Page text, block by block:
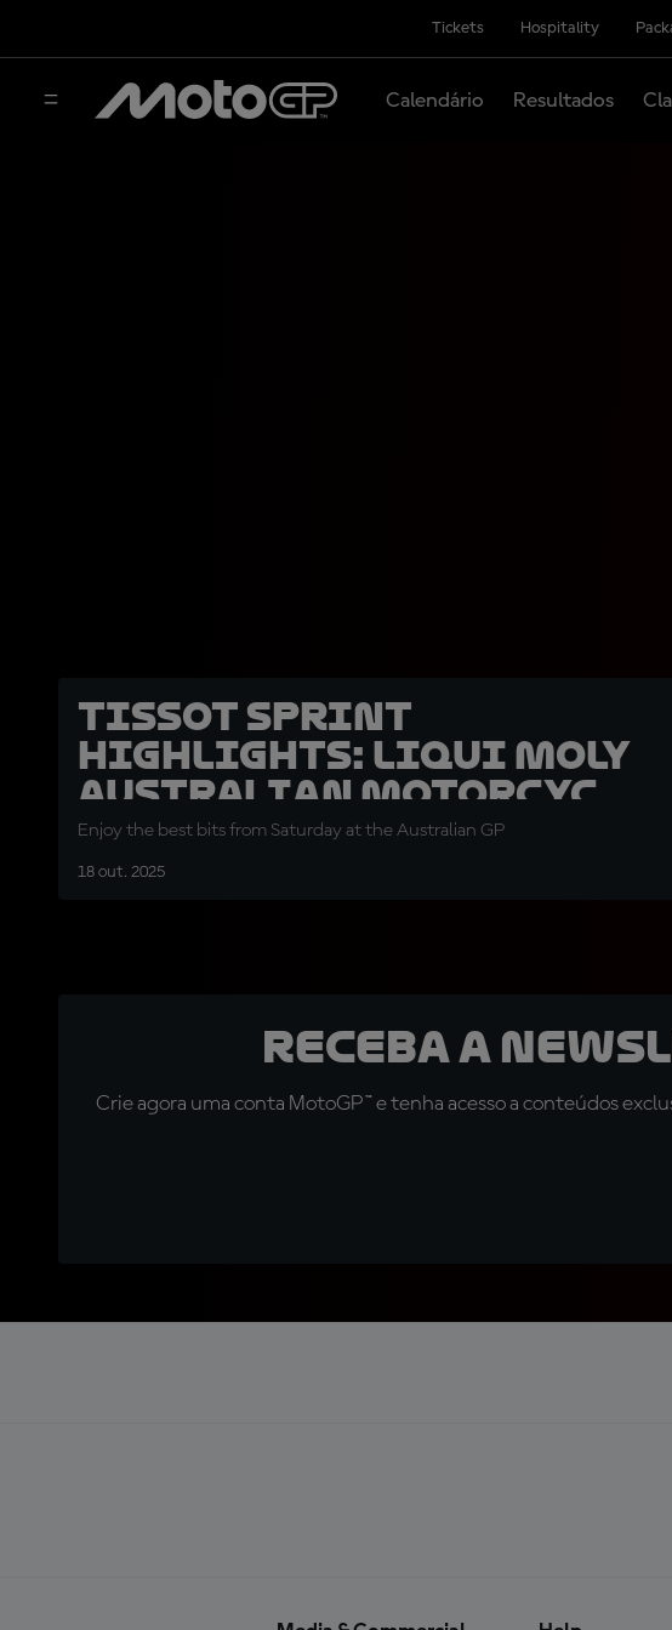
Tickets Hospitality
Calendário Resultados
Tissot Sprint
highlights: Liqui Moly
Australian Motorcycle
Grand Prix
Enjoy the best bits from Saturday at the Australian GP
18 out. 2025
Receba a
Crie agora uma conta MotoGP™ e tenha acesso a conteúdos